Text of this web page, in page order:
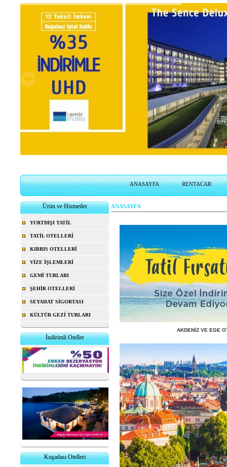
ANASAYFA RENTACAR
Ürün ve Hizmetler
YURTDIŞI TATİL
TATİL OTELLERİ
KIBRIS OTELLERİ
VİZE İŞLEMLERİ
GEMİ TURLARI
ŞEHİR OTELLERİ
SEYAHAT SİGORTASI
KÜLTÜR GEZİ TURLARI
İndirimli Oteller
Kuşadası Otelleri
ANASAYFA
AKDENİZ VE EGE